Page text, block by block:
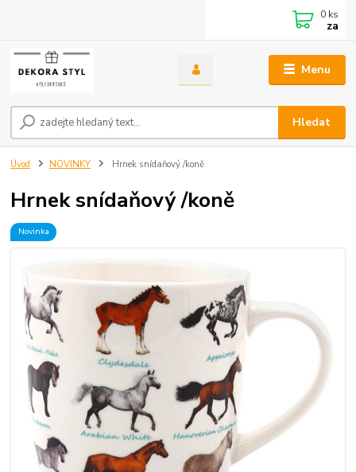
Menu
Hledat
0 ks
za
Úvod NOVINKY Hrnek snídaňový /koně
Hrnek snídaňový /koně
Novinka